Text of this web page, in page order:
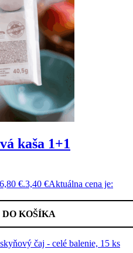
kaša 1+1
€.3,40 €Aktuálna cena je:
DO KOŠÍKA